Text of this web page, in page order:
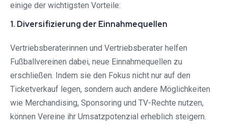
einige der wichtigsten Vorteile:
1. Diversifizierung der Einnahmequellen
Vertriebsberaterinnen und Vertriebsberater helfen
Fußballvereinen dabei, neue Einnahmequellen zu
erschließen. Indem sie den Fokus nicht nur auf den
Ticketverkauf legen, sondern auch andere Möglichkeiten
wie Merchandising, Sponsoring und TV-Rechte nutzen,
können Vereine ihr Umsatzpotenzial erheblich steigern.